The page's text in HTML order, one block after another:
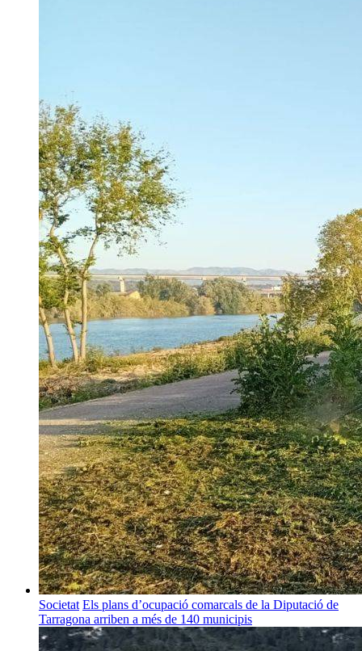
Societat Els plans d’ocupació comarcals de la Diputació de
Tarragona arriben a més de 140 municipis